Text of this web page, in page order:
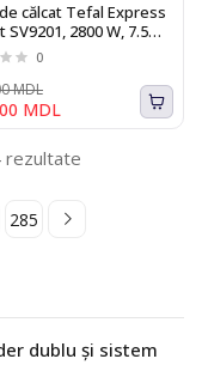
dublu și sistem
călcat Tefal Express
2800 W, 7.5
0
MDL
MDL
rezultate
285